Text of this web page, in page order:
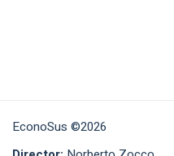
EconoSus ©2026